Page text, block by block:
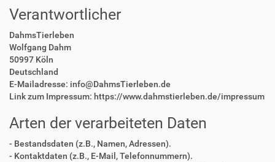
Verantwortlicher
DahmsTierleben
Wolfgang Dahm
50997 Köln
Deutschland
E-Mailadresse: info@DahmsTierleben.de
Link zum Impressum: https://www.dahmstierleben.de/impressum
Arten der verarbeiteten Daten
- Bestandsdaten (z.B., Namen, Adressen).
- Kontaktdaten (z.B., E-Mail, Telefonnummern).